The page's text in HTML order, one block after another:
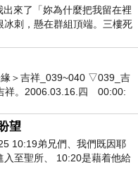
來了「妳為什麼把我留在裡
冰刺，懸在群組頂端。三樓死
個人確實站在
＞吉祥_039~040 ▽039_吉
。2006.03.16.四 00:00:
望
10:19弟兄們、我們既因耶
入至聖所、 10:20是藉着他給
的路從幔子經過